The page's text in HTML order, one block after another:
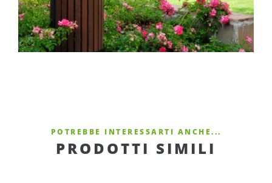
POTREBBE INTERESSARTI ANCHE...
PRODOTTI SIMILI